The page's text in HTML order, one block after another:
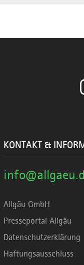
KONTAKT &
Allgäu GmbH
Presseportal Allgäu
Datenschutzerklärung
Haftungsausschluss